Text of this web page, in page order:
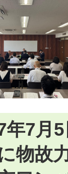
年7月
物故